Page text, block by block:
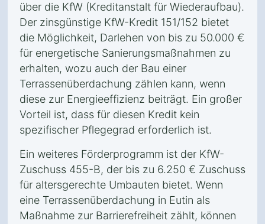
über die KfW (Kreditanstalt für Wiederaufbau).
Der zinsgünstige KfW-Kredit 151/152 bietet
die Möglichkeit, Darlehen von bis zu 50.000 €
für energetische Sanierungsmaßnahmen zu
erhalten, wozu auch der Bau einer
Terrassenüberdachung zählen kann, wenn
diese zur Energieeffizienz beiträgt. Ein großer
Vorteil ist, dass für diesen Kredit kein
spezifischer Pflegegrad erforderlich ist.
Ein weiteres Förderprogramm ist der KfW-
Zuschuss 455-B, der bis zu 6.250 € Zuschuss
für altersgerechte Umbauten bietet. Wenn
eine Terrassenüberdachung in Eutin als
Maßnahme zur Barrierefreiheit zählt, können